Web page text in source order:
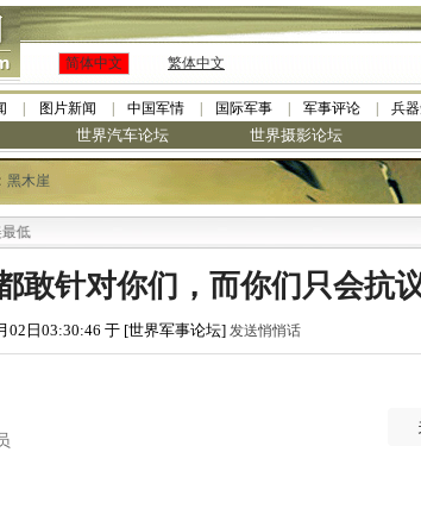
简体中文 繁体中文
图片新闻 中国军情 国际军事 军事评论 兵
世界汽车论坛 世界摄影论坛
黑木崖
敢针对你们，而你们只会抗
02日03:30:46 于 [世界军事论坛] 发送悄悄话